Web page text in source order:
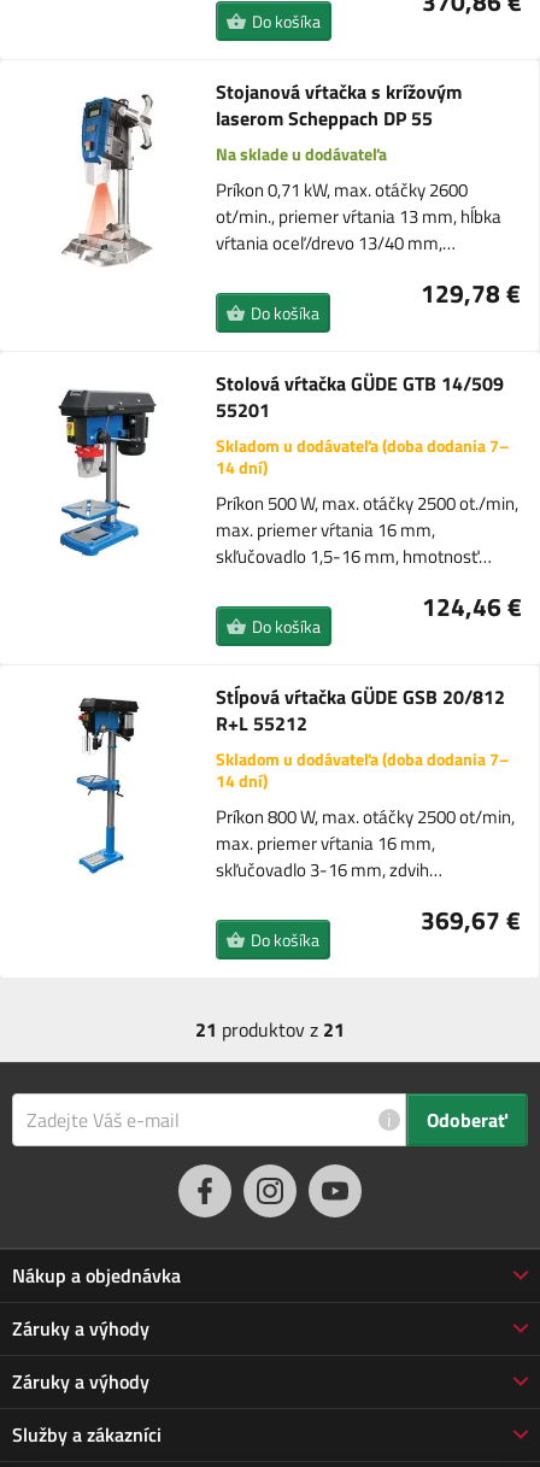
Do košíka
Stojanová vŕtačka s krížovým
laserom Scheppach DP 55
Na sklade u dodávateľa
Príkon 0,71 kW, max. otáčky 2600
ot/min., priemer vŕtania 13 mm, hĺbka
vŕtania oceľ/drevo 13/40 mm,…
129,78 €
Do košíka
Stolová vŕtačka GÜDE GTB 14/509
55201
Skladom u dodávateľa (doba dodania 7–
14 dní)
Príkon 500 W, max. otáčky 2500 ot./min,
max. priemer vŕtania 16 mm,
skľučovadlo 1,5-16 mm, hmotnosť…
124,46 €
Do košíka
Stĺpová vŕtačka GÜDE GSB 20/812
R+L 55212
Skladom u dodávateľa (doba dodania 7–
14 dní)
Príkon 800 W, max. otáčky 2500 ot/min,
max. priemer vŕtania 16 mm,
skľučovadlo 3-16 mm, zdvih…
369,67 €
Do košíka
21 produktov z 21
i Odoberať
Nákup a objednávka
Obchodné podmienky
Doprava a platba
Predĺžená záruka
Záruky a výhody
Reklamácia
Vrátenie tovaru
Poškodená zásielka
Záruky a výhody
Prečo nakupovať u nás
Služby a zákazníci